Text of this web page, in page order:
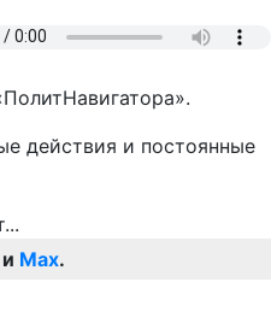
действия и постоянные
и Max.